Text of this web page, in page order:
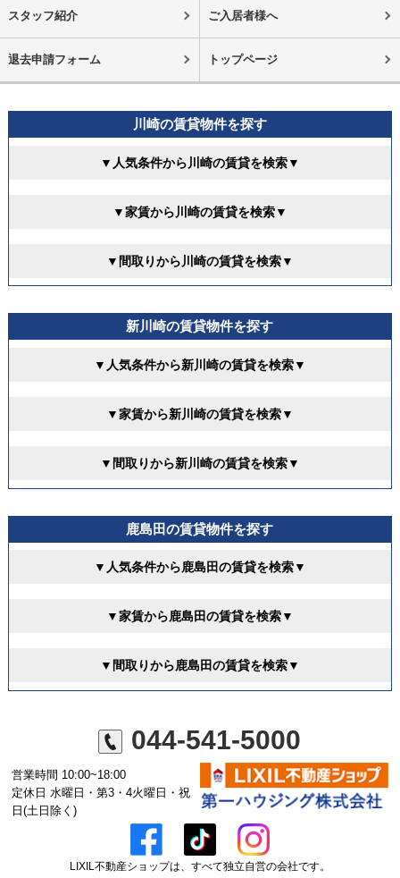
スタッフ紹介 ご入居者様へ
退去申請フォーム トップページ
川崎の賃貸物件を探す
▼人気条件から川崎の賃貸を検索▼
▼家賃から川崎の賃貸を検索▼
▼間取りから川崎の賃貸を検索▼
新川崎の賃貸物件を探す
▼人気条件から新川崎の賃貸を検索▼
▼家賃から新川崎の賃貸を検索▼
▼間取りから新川崎の賃貸を検索▼
鹿島田の賃貸物件を探す
▼人気条件から鹿島田の賃貸を検索▼
▼家賃から鹿島田の賃貸を検索▼
▼間取りから鹿島田の賃貸を検索▼
044-541-5000
営業時間 10:00~18:00
定休日 水曜日・第3・4火曜日・祝
日(土日除く)
LIXIL不動産ショップは、すべて独立自営の会社です。